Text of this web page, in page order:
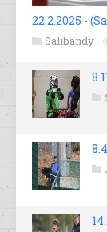
22.2.2025 -
Salibandy